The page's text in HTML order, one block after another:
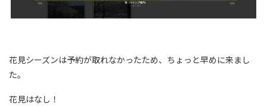
花見シーズンは予約が取れなかったため、ちょっと早めに来まし
た。
花見はなし！